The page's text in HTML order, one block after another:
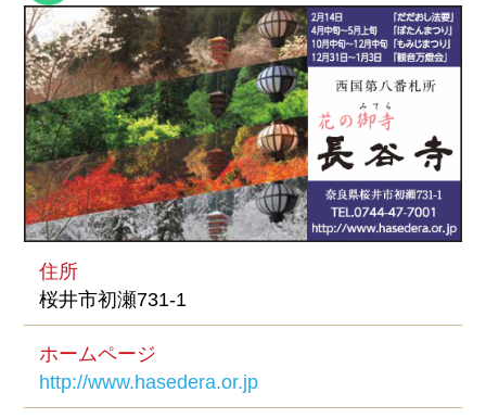
住所
桜井市初瀬731-1
ホームページ
http://www.hasedera.or.jp